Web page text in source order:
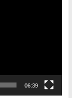
06:39